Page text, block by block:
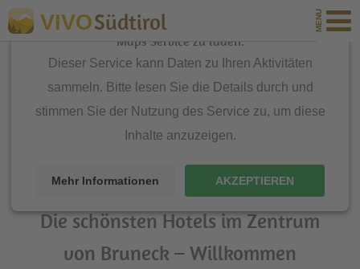
VIVOSüdtirol
Urlaub in Südtirol \ Alle Unterkünfte \ Hotels Südtirol
Hotels Kronplatz \ Hotels Bruneck
Die schönsten Hotels im Zentrum
von Bruneck – Willkommen
Wir benötigen Ihre Zustimmung, um den Google
Maps-Service zu laden.
Dieser Service kann Daten zu Ihren Aktivitäten
sammeln. Bitte lesen Sie die Details durch und
stimmen Sie der Nutzung des Service zu, um diese
Inhalte anzuzeigen.
Mehr Informationen AKZEPTIEREN